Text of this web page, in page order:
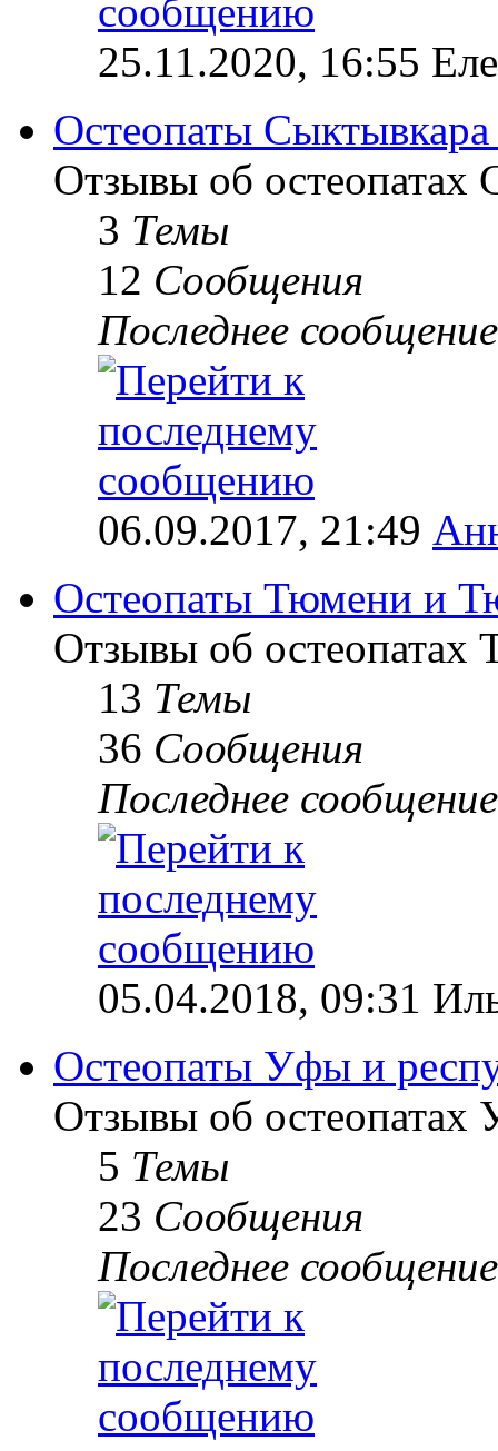
25.11.2020, 16:55
Остеопаты
Отзывы об остеопатах
3 Темы
12 Сообщения
Последнее сообщение
06.09.2017, 21:49
Остеопаты Тюмени и
Отзывы об
13 Темы
36 Сообщения
Последнее сообщение
05.04.2018, 09:31
Остеопаты Уфы и
Отзывы об остеопатах
5 Темы
23 Сообщения
Последнее сообщение